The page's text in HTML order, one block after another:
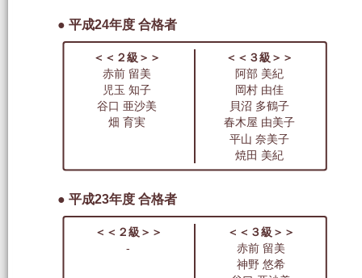
● 平成24年度 合格者
＜＜２級＞＞
＜＜３級＞＞
赤前 留美
阿部 美紀
児玉 知子
岡村 由佳
谷口 亜沙美
貝沼 多鶴子
畑 育実
春木屋 由美子
平山 奈美子
焼田 美紀
● 平成23年度 合格者
＜＜２級＞＞
＜＜３級＞＞
-
赤前 留美
神野 悠希